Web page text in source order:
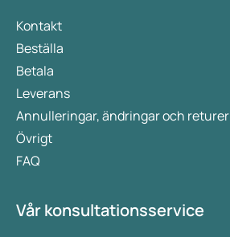
Kontakt
Beställa
Betala
Leverans
Annulleringar, ändringar och returer
Övrigt
FAQ
Vår konsultationsservice